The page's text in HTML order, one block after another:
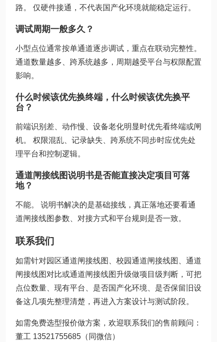
路。 仅硬件接通，不代表国产化环境就能稳定运行。
调试周期一般多久？
小型点位通常按单通道逐步调试，重点在联动完整性。
通道数量越多、跨系统越多，周期越受平台与权限配置
影响。
什么时候该优先换终端，什么时候该优先换平
台？
前端识别差、动作慢、设备老化明显时优先看终端或闸
机。 权限混乱、记录缺失、跨系统不同步时应优先处
理平台和控制逻辑。
通道闸接线图说明书是否能直接决定项目可落
地？
不能。 说明书解决的是基础接线，真正落地还要看通
道闸接线图参数、对接方式和平台规则是否一致。
联系我们
如需针对园区通道闸接线图、校园通道闸接线图、通道
闸接线图对比或通道闸接线图升级做项目级判断，可把
点位数量、现有平台、是否国产化环境、是否保留旧设
备这几项先整理清楚，再进入方案设计与测试阶段。
如需免费选型报价做方案，欢迎联系我们的售前顾问：
董工 13521755685（同微信）